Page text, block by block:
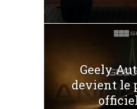
Geely
devient le